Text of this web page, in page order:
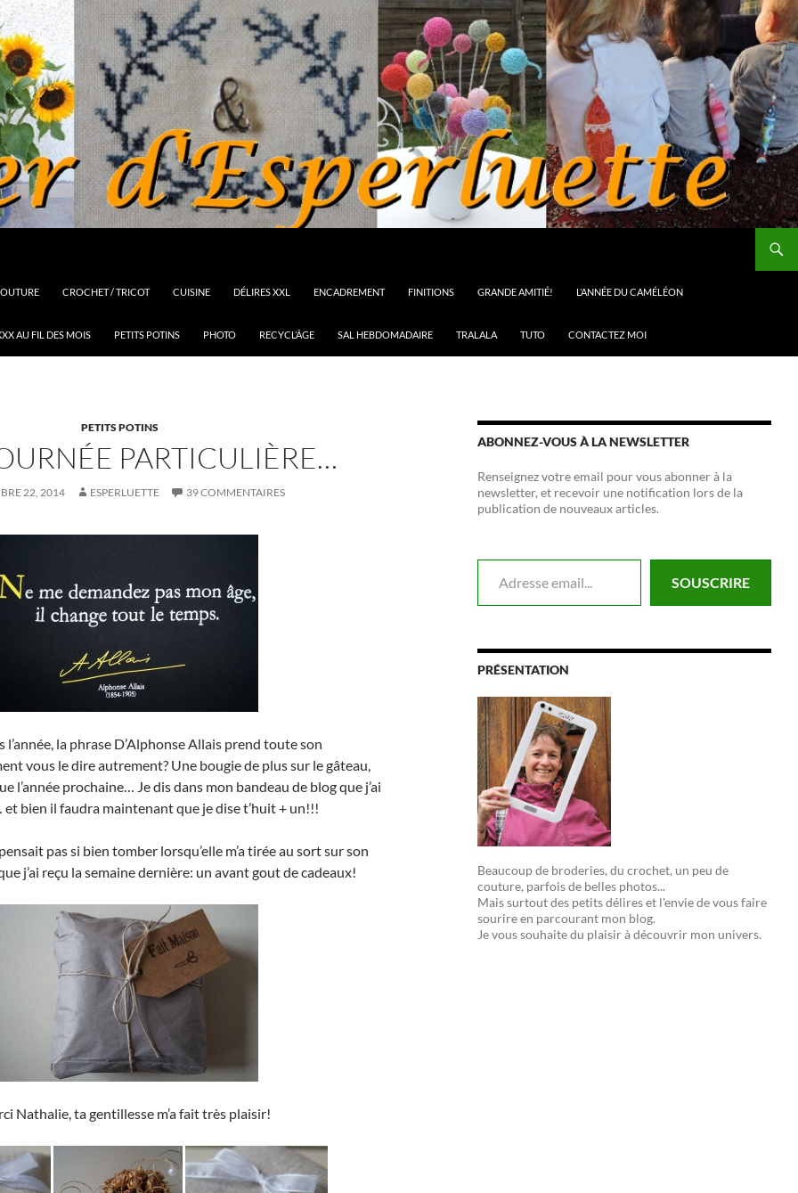
CROCHET / TRICOT CUISINE DÉLIRES XXL ENCADREMENT FINITIONS GRANDE AMITIÉ! L’ANNÉE DU CAMÉLÉON
AU FIL DES MOIS PETITS POTINS PHOTO RECYCL’ÂGE SAL HEBDOMADAIRE TRALALA TUTO CONTACTEZ MOI
PETITS POTINS
PARTICULIÈRE…
22, 2014 ESPERLUETTE 39 COMMENTAIRES
l’année, la phrase D’Alphonse Allais prend toute son
vous le dire autrement? Une bougie de plus sur le gâteau,
l’année prochaine… Je dis dans mon bandeau de blog que j’ai
et bien il faudra maintenant que je dise t’huit + un!!!
pas si bien tomber lorsqu’elle m’a tirée au sort sur son
j’ai reçu la semaine dernière: un avant gout de cadeaux!
Nathalie, ta gentillesse m’a fait très plaisir!
ABONNEZ-VOUS À LA NEWSLETTER
Renseignez votre email pour vous abonner à la
newsletter, et recevoir une notification lors de la
publication de nouveaux articles.
Adresse email...
SOUSCRIRE
PRÉSENTATION
Beaucoup de broderies, du crochet, un peu de
couture, parfois de belles photos...
Mais surtout des petits délires et l'envie de vous faire
sourire en parcourant mon blog.
Je vous souhaite du plaisir à découvrir mon univers.